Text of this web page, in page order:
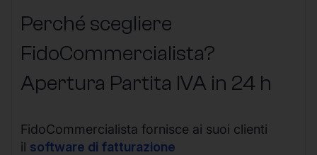
Perché scegliere
FidoCommercialista?
Apertura Partita IVA in 24 h
FidoCommercialista fornisce ai suoi clienti
il software di fatturazione